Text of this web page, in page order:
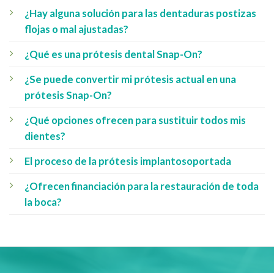
¿Hay alguna solución para las dentaduras postizas
flojas o mal ajustadas?
¿Qué es una prótesis dental Snap-On?
¿Se puede convertir mi prótesis actual en una
prótesis Snap-On?
¿Qué opciones ofrecen para sustituir todos mis
dientes?
El proceso de la prótesis implantosoportada
¿Ofrecen financiación para la restauración de toda
la boca?